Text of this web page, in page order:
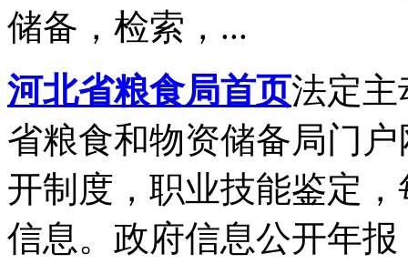
储备，检索，...
河北省粮食局首页法定主
省粮食和物资储备局门
开制度，职业技能鉴定
信息。政府信息公开年报